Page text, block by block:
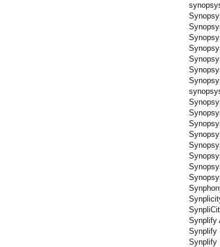
Synplify
Synplify
Synplify